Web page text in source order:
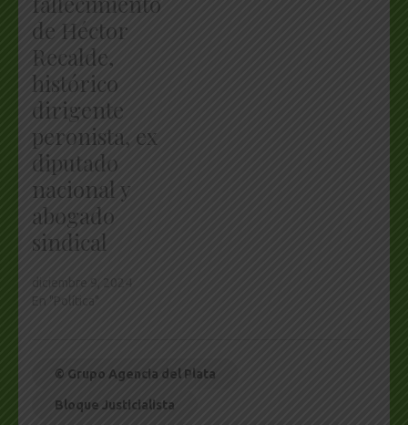
de Héctor
Recalde,
histórico
dirigente
peronista, ex
diputado
nacional y
abogado
sindical
© Grupo Agencia del Plata
Bloque Justicialista